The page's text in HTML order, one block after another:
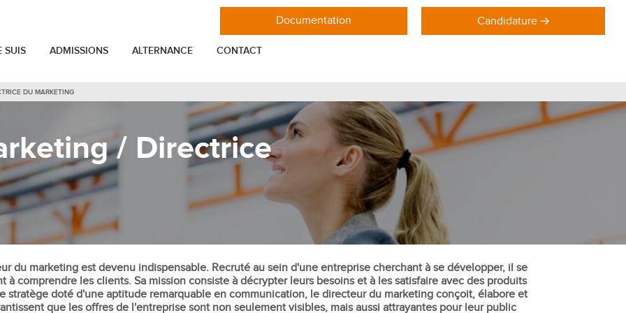
/ Directrice
DU MARKETING
du marketing est devenu indispensable. Recruté au sein d'une entreprise cherchant à se développer, il se
comprendre les clients. Sa mission consiste à décrypter leurs besoins et à les satisfaire avec des produits
stratège doté d'une aptitude remarquable en communication, le directeur du marketing conçoit, élabore et
que les offres de l'entreprise sont non seulement visibles, mais aussi attrayantes pour leur public
Documentation Candidature
VIE ÉTUDIANTE
Toutes les actualités de l'ESGCI
Les associations étudiantes de l'ESGCI
Se loger à Paris en étudiant à l'ESGCI
ENTREPRISE
Entreprise
Projets professionnels
Client
MASTÈRES
Mastère Stratégie et Marketing
Mastère Marketing Digital
Mastère Ingénieur commercial IT
Mastère Entrepreneuriat Management
Mastère Marketing et Communication
Mastère Communication digitale,
réseaux sociaux et influence
DOMAINES DE FORMATION
Formations Marketing
Formations Commerce
Formations Communication
Formations Achat Logistique
SUIS ADMISSIONS ALTERNANCE CONTACT